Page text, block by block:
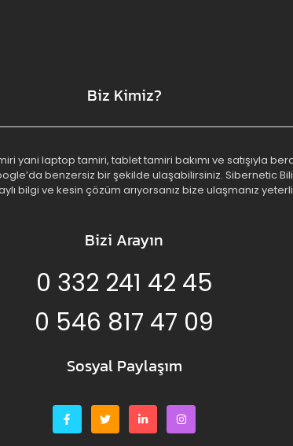
Biz Kimiz?
yani laptop tamiri, tablet tamiri bakımı ve satışıyla
benzersiz bir şekilde ulaşabilirsiniz. Sibernetic
bilgi ve kesin çözüm arıyorsanız bize ulaşmanız
Bizi Arayın
0 332 241 42 45
0 546 817 47 09
Sosyal Paylaşım